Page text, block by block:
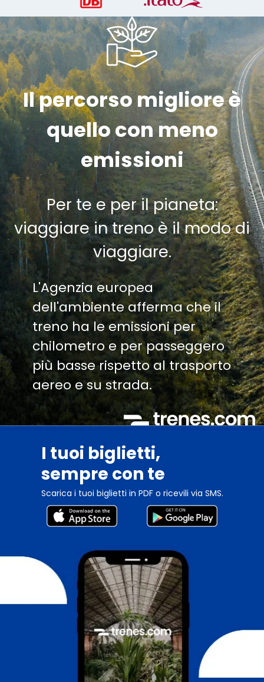
Il percorso migliore è
quello con meno
emissioni
Per te e per il pianeta:
viaggiare in treno è il modo di
viaggiare.
L'Agenzia europea
dell'ambiente afferma che il
treno ha le emissioni per
chilometro e per passeggero
più basse rispetto al trasporto
aereo e su strada.
I tuoi biglietti,
sempre con te
Scarica i tuoi biglietti in PDF o ricevili via SMS.